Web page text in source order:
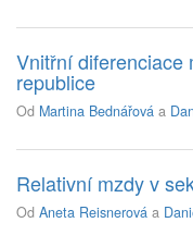
Vnitřní diferenciace
republice
Od Martina Bednářová a
Relativní mzdy v
Od Aneta Reisnerová a